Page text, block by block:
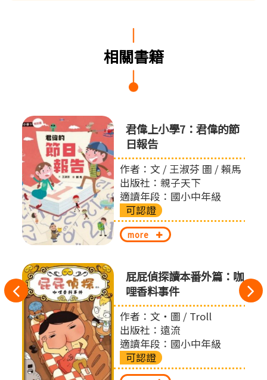
相關書籍
往
左
切
換
君偉上小學7：君偉的節
日報告
作者：文 / 王淑芬 圖 / 賴馬
出版社：親子天下
適讀年段：國小中年級
可認證
more
屁屁偵探讀本番外篇：咖
哩香料事件
作者：文‧圖 / Troll
出版社：遠流
適讀年段：國小中年級
可認證